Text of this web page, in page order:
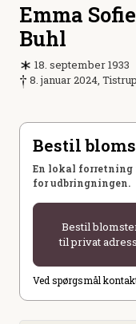
Emma Sofie
Buhl
18. september 1933
8. januar 2024, Tistrup
Bestil
En lokal forretning
for udbringningen.
Bestil
til privat
Ved spørgsmål